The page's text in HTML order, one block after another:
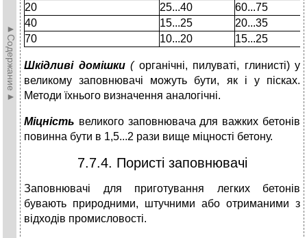
►Содержание►
20
25...40
60...75
40
15...25
20...35
70
10...20 15...25
Шкідливі домішки(органічні, пилуваті, глинисті) у
великому заповнювачі можуть бути, як і у пісках.
Методи їхнього визначення аналогічні.
Міцність великого заповнювача для важких бетонів
повинна бути в 1,5...2 рази вище міцності бетону.
7.7.4. Пористі заповнювачі
Заповнювачі для приготування легких бетонів
бувають природними, штучними або отриманими з
відходів промисловості.